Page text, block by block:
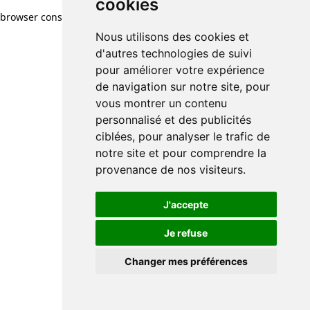
cookies
Nous utilisons des cookies et
d'autres technologies de suivi
pour améliorer votre expérience
de navigation sur notre site, pour
vous montrer un contenu
personnalisé et des publicités
ciblées, pour analyser le trafic de
notre site et pour comprendre la
provenance de nos visiteurs.
J'accepte
Je refuse
Changer mes préférences
browser console for more information)